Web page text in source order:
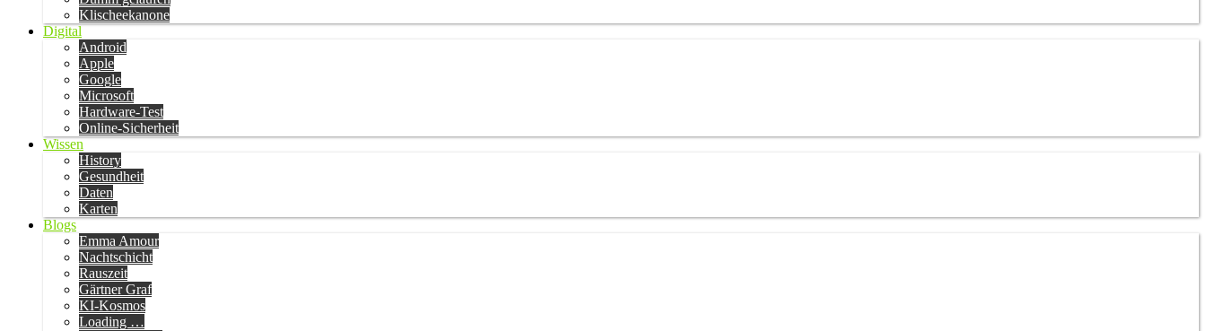
Klischeekanone
Digital
Android
Apple
Google
Microsoft
Hardware-Test
Online-Sicherheit
Wissen
History
Gesundheit
Daten
Karten
Blogs
Emma Amour
Nachtschicht
Rauszeit
Gärtner Graf
KI-Kosmos
Loading …